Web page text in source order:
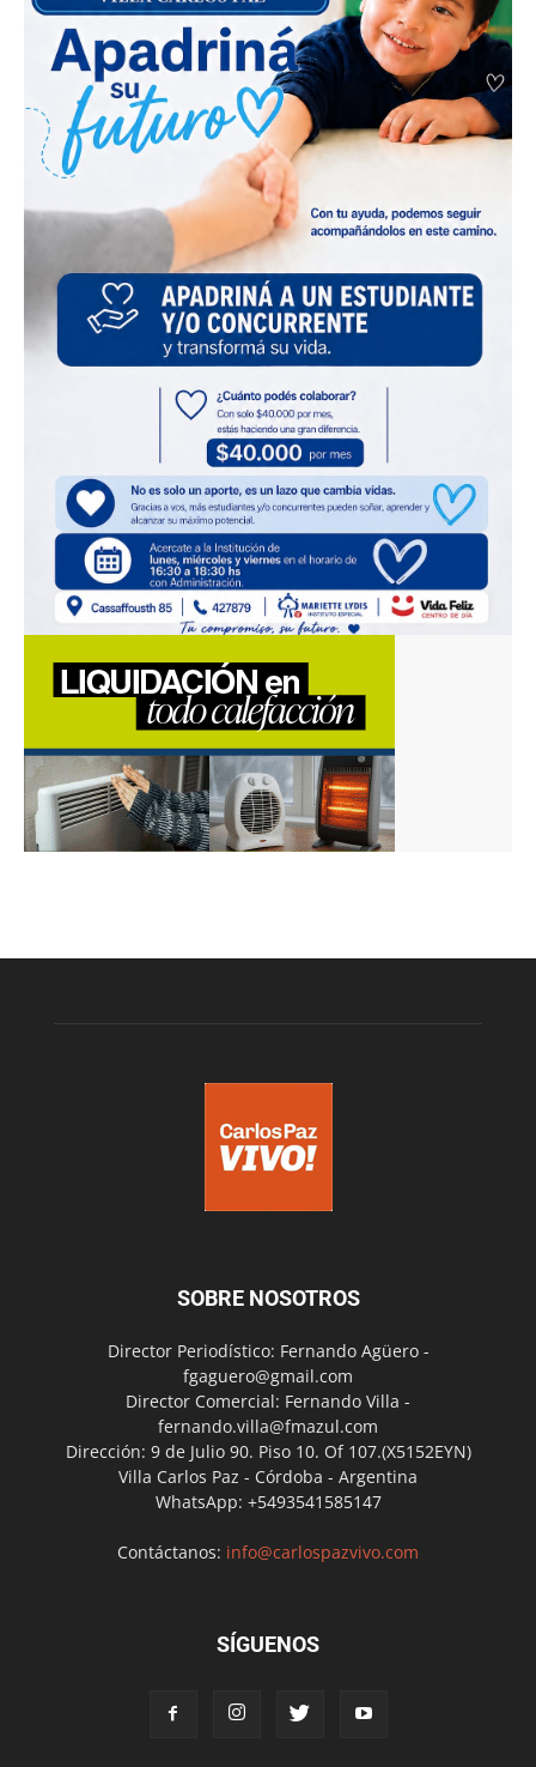
SOBRE NOSOTROS
Director Periodístico: Fernando Agüero -
fgaguero@gmail.com
Director Comercial: Fernando Villa -
fernando.villa@fmazul.com
Dirección: 9 de Julio 90. Piso 10. Of 107.(X5152EYN)
Villa Carlos Paz - Córdoba - Argentina
WhatsApp: +5493541585147
Contáctanos: info@carlospazvivo.com
SÍGUENOS